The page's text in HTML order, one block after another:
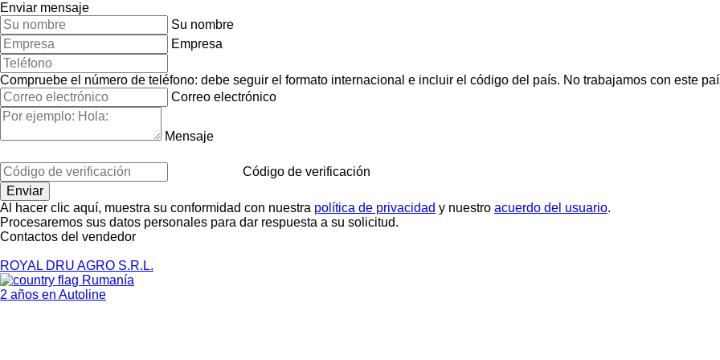
Enviar mensaje
Su nombre
Empresa
Compruebe el número de teléfono: debe seguir el formato internacional e incluir el código del país. No trabajamos con este
Correo electrónico
Mensaje
Código de verificación
Al hacer clic aquí, muestra su conformidad con nuestra política de privacidad y nuestro acuerdo del usuario.
Procesaremos sus datos personales para dar respuesta a su solicitud.
Contactos del vendedor
ROYAL DRU AGRO S.R.L.
Rumanía
2 años en Autoline